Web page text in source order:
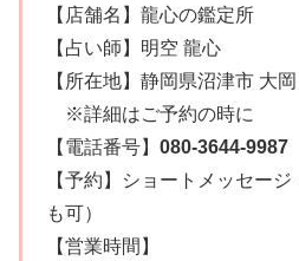
【店舗名】龍心の鑑定所
【占い師】明空 龍心
【所在地】静岡県沼津市 大岡
※詳細はご予約の時に
【電話番号】 080-3644-9987
【予約】ショートメッセー
も可）
【営業時間】